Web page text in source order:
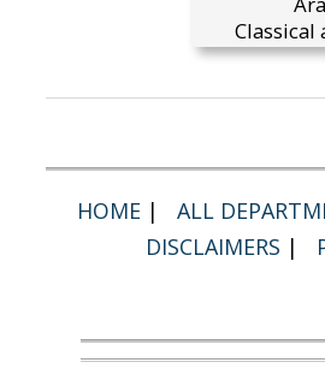
HOME | ALL
DISCLAIMERS |